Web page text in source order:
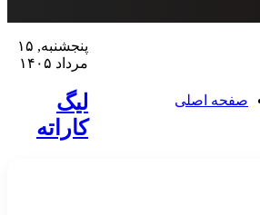
صفحه اصلی
پنجشنبه, ۱۵
مرداد ۱۴۰۵
لیگ
کاراته